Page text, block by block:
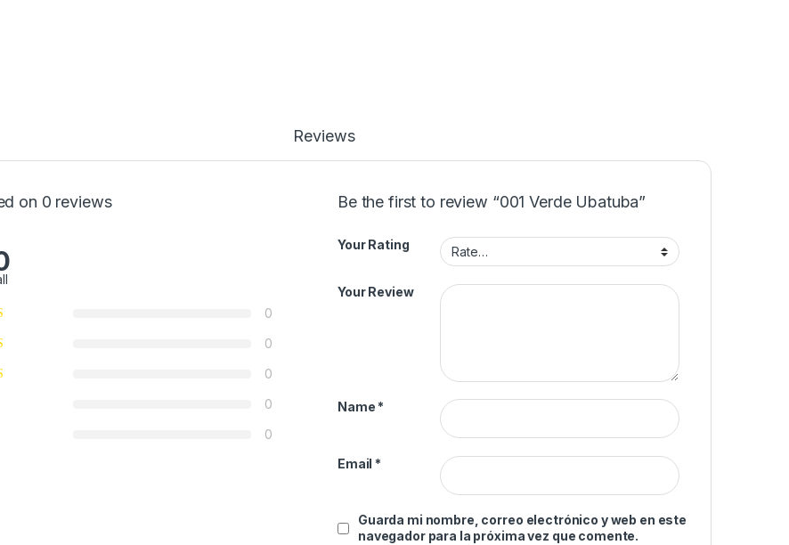
Reviews
on 0 reviews
0
0
0
0
0
Be the first to review “001 Verde Ubatuba”
Your Rating
Your Review
Name *
Email *
Guarda mi nombre, correo electrónico y web en este
navegador para la próxima vez que comente.